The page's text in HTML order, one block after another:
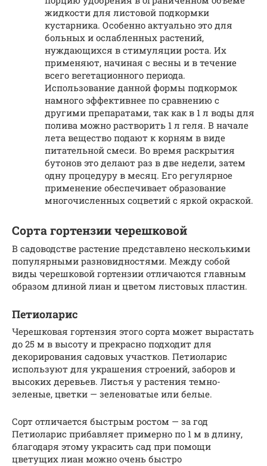
жидкости для листовой подкормки
кустарника. Особенно актуально это для
больных и ослабленных растений,
нуждающихся в стимуляции роста. Их
применяют, начиная с весны и в течение
всего вегетационного периода.
Использование данной формы подкормок
намного эффективнее по сравнению с
другими препаратами, так как в 1 л воды для
полива можно растворить 1 л геля. В начале
лета вещество подают к корням в виде
питательной смеси. Во время раскрытия
бутонов это делают раз в две недели, затем
одну процедуру в месяц. Его регулярное
применение обеспечивает образование
многочисленных соцветий с яркой окраской.
Сорта гортензии черешковой
В садоводстве растение представлено несколькими
популярными разновидностями. Между собой
виды черешковой гортензии отличаются главным
образом длиной лиан и цветом листовых пластин.
Петиоларис
Черешковая гортензия этого сорта может вырастать
до 25 м в высоту и прекрасно подходит для
декорирования садовых участков. Петиоларис
используют для украшения строений, заборов и
высоких деревьев. Листья у растения темно-
зеленые, цветки — зеленоватые или белые.
Сорт отличается быстрым ростом — за год
Петиоларис прибавляет примерно по 1 м в длину,
благодаря этому украсить сад при помощи
цветущих лиан можно очень быстро